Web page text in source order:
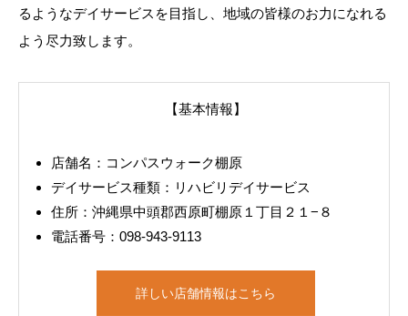
るようなデイサービスを目指し、地域の皆様のお力になれる
よう尽力致します。
【基本情報】
店舗名：コンパスウォーク棚原
デイサービス種類：リハビリデイサービス
住所：沖縄県中頭郡西原町棚原１丁目２１−８
電話番号：098-943-9113
詳しい店舗情報はこちら